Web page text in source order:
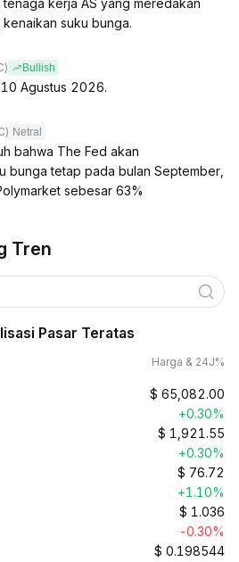
kerja AS yang meredakan
suku bunga.
Bullish
Agustus 2026.
Netral
bahwa The Fed akan
bunga tetap pada bulan September,
sebesar 63%
Tren
Pasar Teratas
Harga & 24J%
$ 65,082.00
+0.30%
$ 1,921.55
+0.30%
$ 76.72
+1.10%
$ 1.036
-0.30%
$ 0.198544